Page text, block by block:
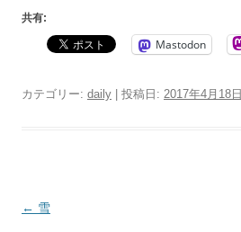
共有:
Mastodon
カテゴリー: daily | 投稿日: 2017年4月18日
投
← 雪